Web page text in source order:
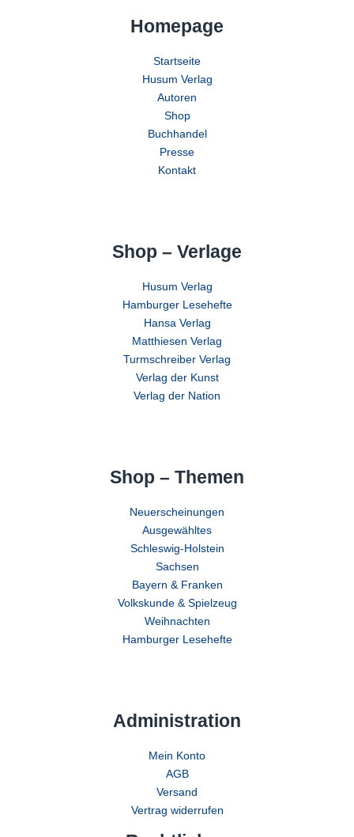
Homepage
Startseite
Husum Verlag
Autoren
Shop
Buchhandel
Presse
Kontakt
Shop – Verlage
Husum Verlag
Hamburger Lesehefte
Hansa Verlag
Matthiesen Verlag
Turmschreiber Verlag
Verlag der Kunst
Verlag der Nation
Shop – Themen
Neuerscheinungen
Ausgewähltes
Schleswig-Holstein
Sachsen
Bayern & Franken
Volkskunde & Spielzeug
Weihnachten
Hamburger Lesehefte
Administration
Mein Konto
AGB
Versand
Vertrag widerrufen